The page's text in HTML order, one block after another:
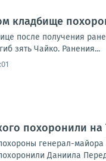
кладбище
после получения
зять Чайко. Ранения...
похоронили
похороны генерал-
Даниила